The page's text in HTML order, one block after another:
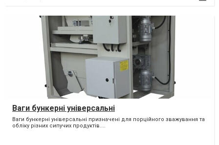
Ваги бункерні універсальні
Ваги бункерні універсальні призначені для порційного зважування та
обліку різних сипучих продуктів....